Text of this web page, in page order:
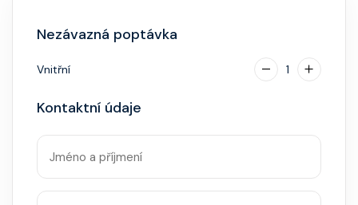
napojenou na vaši kreditní kartu nebo přes složenou
hotovostní zálohu.
Nezávazná poptávka
Vnitřní 1
Kontaktní údaje